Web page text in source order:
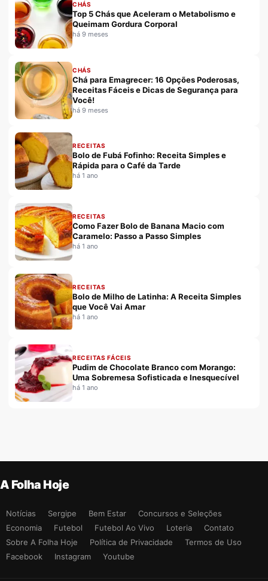
CHÁS
Top 5 Chás que Aceleram o Metabolismo e
Queimam Gordura Corporal
há 9 meses
CHÁS
Chá para Emagrecer: 16 Opções Poderosas,
Receitas Fáceis e Dicas de Segurança para
Você!
há 9 meses
RECEITAS
Bolo de Fubá Fofinho: Receita Simples e
Rápida para o Café da Tarde
há 1 ano
RECEITAS
Como Fazer Bolo de Banana Macio com
Caramelo: Passo a Passo Simples
há 1 ano
RECEITAS
Bolo de Milho de Latinha: A Receita Simples
que Você Vai Amar
há 1 ano
RECEITAS FÁCEIS
Pudim de Chocolate Branco com Morango:
Uma Sobremesa Sofisticada e Inesquecível
há 1 ano
A Folha Hoje
Notícias Sergipe Bem Estar
Concursos e Seleções
Economia
Futebol Futebol Ao Vivo Loteria
Contato
Sobre A Folha Hoje
Política de Privacidade
Termos de Uso
Facebook
Instagram Youtube